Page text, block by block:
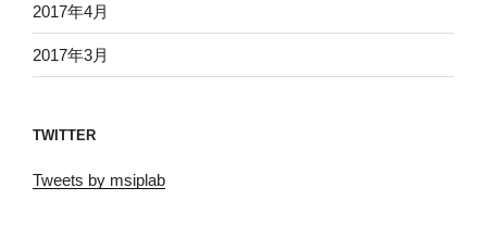
2017年4月
2017年3月
TWITTER
Tweets by msiplab